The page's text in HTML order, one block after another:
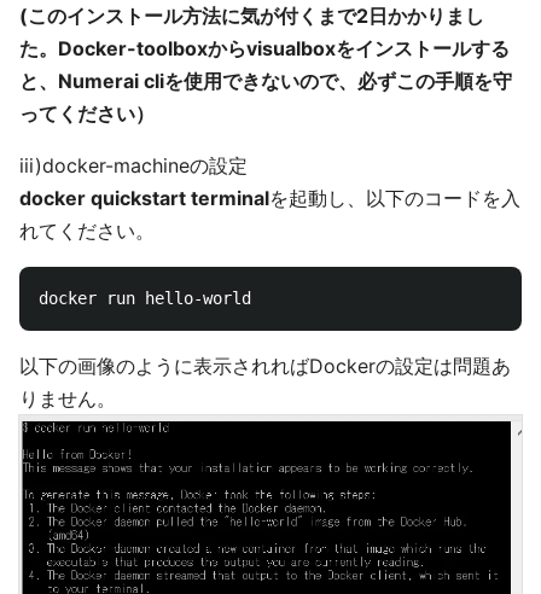
(このインストール方法に気が付くまで2日かかりまし
た。Docker-toolboxからvisualboxをインストールする
と、Numerai cliを使用できないので、必ずこの手順を守
ってください）
iii)docker-machineの設定
docker quickstart terminalを起動し、以下のコードを入
れてください。
以下の画像のように表示されればDockerの設定は問題あ
りません。